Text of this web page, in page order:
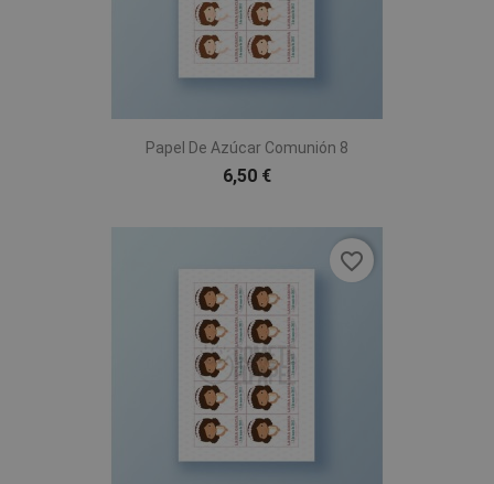
Papel De Azúcar Comunión 8
6,50 €
favorite_border